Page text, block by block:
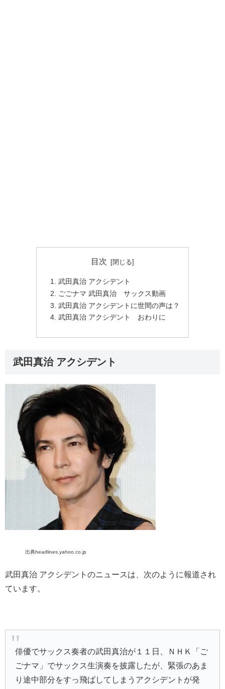
目次
武田真治 アクシデント
ごごナマ 武田真治 サックス動画
武田真治 アクシデントに世間の声は？
武田真治 アクシデント おわりに
武田真治 アクシデント
出典headlines.yahoo.co.jp
武田真治 アクシデントのニュースは、次のように報道され
ています。
俳優でサックス奏者の武田真治が１１日、ＮＨＫ「 ご
ごナマ 」でサックス生演奏を披露したが、緊張のあま
り途中部分をすっ飛ばしてしまうアクシデントが発